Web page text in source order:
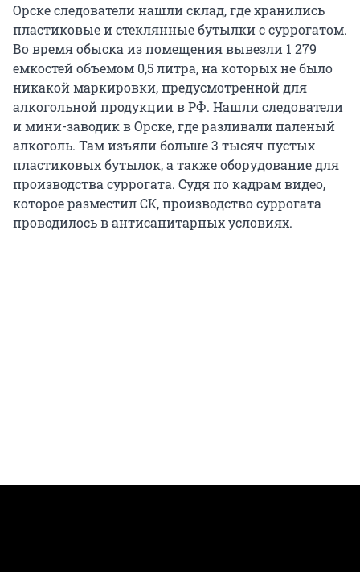
Орске следователи нашли склад, где хранились
пластиковые и стеклянные бутылки с суррогатом.
Во время обыска из помещения вывезли 1 279
емкостей объемом 0,5 литра, на которых не было
никакой маркировки, предусмотренной для
алкогольной продукции в РФ. Нашли следователи
и мини-заводик в Орске, где разливали паленый
алкоголь. Там изъяли больше 3 тысяч пустых
пластиковых бутылок, а также оборудование для
производства суррогата. Судя по кадрам видео,
которое разместил СК, производство суррогата
проводилось в антисанитарных условиях.